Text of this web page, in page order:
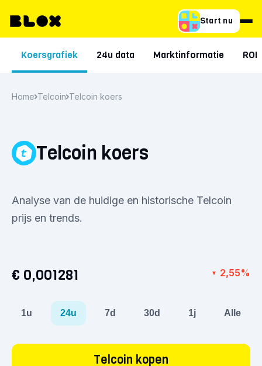
Start nu
Koersgrafiek 24u data Marktinformatie ROI
Home Telcoin Telcoin koers
Telcoin koers
Analyse van de huidige en historische Telcoin
prijs en trends.
€ 0,001281 ▼ 2,55%
1u 24u 7d 30d 1j Alle
Telcoin kopen